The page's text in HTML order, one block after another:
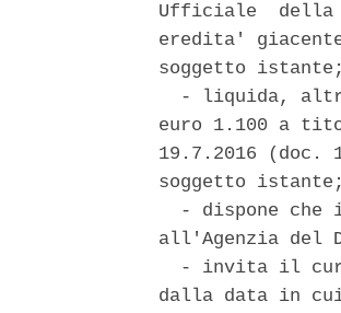
Ufficiale  della
eredita'
soggetto
- liquida,
euro 1.100 a
19.7.2016
soggetto
- dispone che
all'Agenzia del
- invita il
dalla data in